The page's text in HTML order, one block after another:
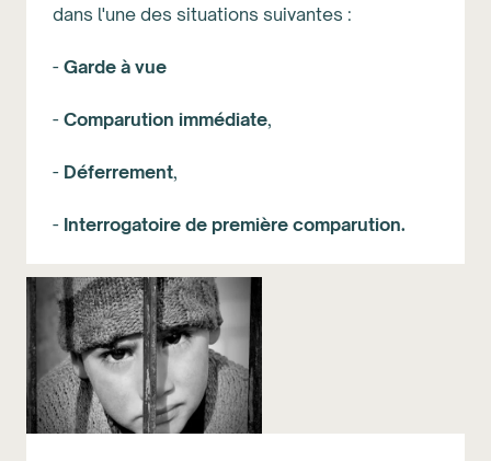
dans l'une des situations suivantes :
- Garde à vue
- Comparution immédiate,
- Déferrement,
- Interrogatoire de première comparution.